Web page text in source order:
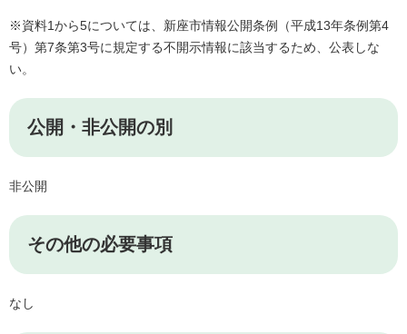
※資料1から5については、新座市情報公開条例（平成13年条例第4
号）第7条第3号に規定する不開示情報に該当するため、公表しな
い。
公開・非公開の別
非公開
その他の必要事項
なし